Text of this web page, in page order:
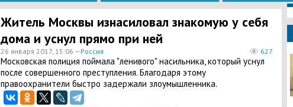
Житель Москвы изнасиловал знакомую у себя
дома и уснул прямо при ней
26 января 2017, 15:06 —Россия 627
​Московская полиция поймала "ленивого" насильника, который уснул
после совершенного преступления. Благодаря этому
правоохранители быстро задержали злоумышленника.